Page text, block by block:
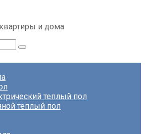
и дома
теплый пол
теплый пол